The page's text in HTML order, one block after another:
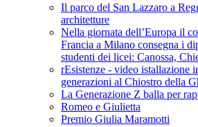
Il parco del San Lazzaro a
architetture
Nella giornata dell’Europa il
Francia a Milano consegna i
studenti dei licei: Canossa,
rEsistenze - video istallazione
generazioni al Chiostro della
La Generazione Z balla per
Romeo e Giulietta
Premio Giulia Maramotti